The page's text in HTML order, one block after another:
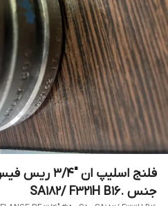
جنس .SA182/ F321H B16